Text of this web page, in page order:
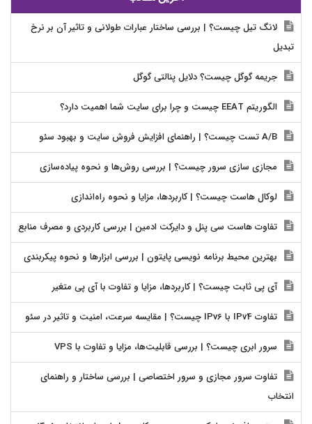
لانگ تیل چیست؟ | بررسی ساختار عبارات طولانی و تاثیر آن بر نرخ
تبدیل
جریمه گوگل چیست؟ دلایل پنالتی گوگل
الگوریتم EEAT چیست و چرا برای سایت شما اهمیت دارد؟
مجازی سازی سرور چیست؟ | بررسی روش‌ها و نحوه پیاده‌سازی
لوکال هاست چیست؟ | کاربردها، مزایا و نحوه راه‌اندازی
تفاوت هاست سی پنل و دایرکت ادمین | بررسی کاربردی و مصرف منابع
بهترین محیط برنامه نویسی پایتون | بررسی ابزارها و نحوه پیکربندی
آی پی ثابت چیست؟ | کاربردها، مزایا و تفاوت با آی پی متغیر
تفاوت IPv4 با IPv6 چیست؟ | مقایسه سرعت، امنیت و تاثیر در سئو
سرور ابری چیست؟ | بررسی قابلیت‌ها، مزایا و تفاوت با VPS
تفاوت سرور مجازی و سرور اختصاصی | بررسی ساختار و راهنمای
انتخاب